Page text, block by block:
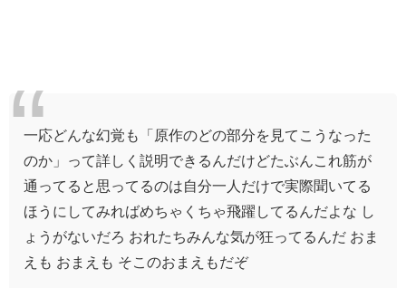
一応どんな幻覚も「原作のどの部分を見てこうなった
のか」って詳しく説明できるんだけどたぶんこれ筋が
通ってると思ってるのは自分一人だけで実際聞いてる
ほうにしてみればめちゃくちゃ飛躍してるんだよな し
ょうがないだろ おれたちみんな気が狂ってるんだ おま
えも おまえも そこのおまえもだぞ